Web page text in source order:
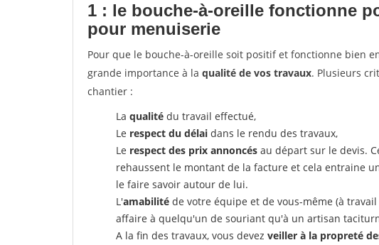
1 : le bouche-à-oreille fonctionne
pour menuiserie
Pour que le bouche-à-oreille soit positif et fonctionne bien
grande importance à la qualité de vos travaux. Plusieurs
chantier :
La qualité du travail effectué,
Le respect du délai dans le rendu des travaux,
Le respect des prix annoncés au départ sur le devis.
rehaussent le montant de la facture et cela entraine
le faire savoir autour de lui.
L'amabilité de votre équipe et de vous-même (à
affaire à quelqu'un de souriant qu'à un artisan
A la fin des travaux, vous devez veiller à la propreté